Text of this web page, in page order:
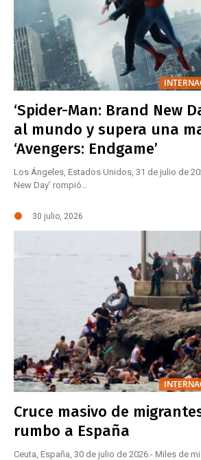
‘Spider-Man: Brand New
al mundo y supera una
‘Avengers: Endgame’
Los Ángeles, Estados Unidos, 31 de julio de
New Day’ rompió…
30 julio, 2026
Cruce masivo de
rumbo a España
Ceuta, España, 30 de julio de 2026.- Miles de